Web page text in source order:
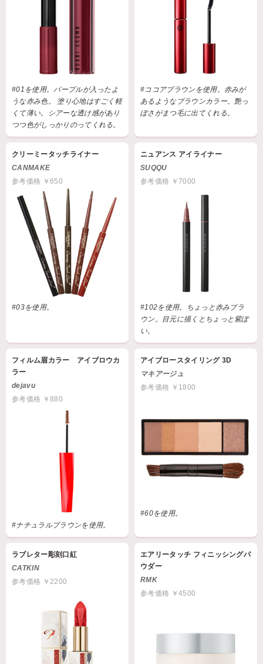
#01を使用。パープルが入ったよ
うな赤み色。 塗り心地はすごく軽
くて薄い。シアーな透け感があり
つつ色がしっかりのってくれる。
#ココアブラウンを使用。赤みが
あるようなブラウンカラー。艶っ
ぽさがまつ毛に出てくれる。
クリーミータッチライナー
CANMAKE
参考価格 ￥650
#03を使用。
ニュアンス アイライナー
SUQQU
参考価格 ￥7000
#102を使用。ちょっと赤みブラ
ウン。目元に描くとちょっと紫ぽ
い。
フィルム眉カラー アイブロウカ
ラー
dejavu
参考価格 ￥880
#ナチュラルブラウンを使用。
アイブロースタイリング 3D
マキアージュ
参考価格 ￥1800
#60を使用。
ラブレター彫刻口紅
CATKIN
参考価格 ￥2200
エアリータッチ フィニッシングパ
ウダー
RMK
参考価格 ￥4500